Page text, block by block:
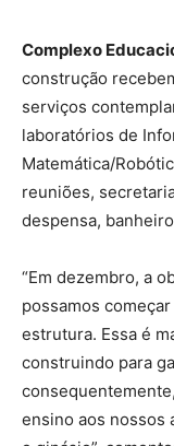
Complexo
construção
serviços
laboratórios de
Matemática/
reuniões,
despensa,
“Em dezembro, a
possamos
estrutura. Essa é
construindo para
ensino aos nossos